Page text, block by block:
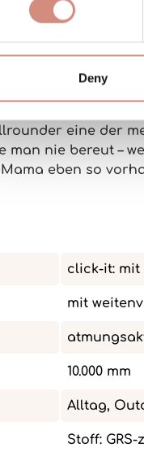
Deny
Polyester, frei von
Schutz – und
noch besser
eine der
man nie bereut –
eben so
click-it: mit
mit
10.000 mm
Alltag,
Stoff: